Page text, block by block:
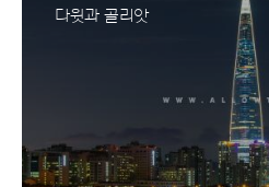
다윗과 골리앗